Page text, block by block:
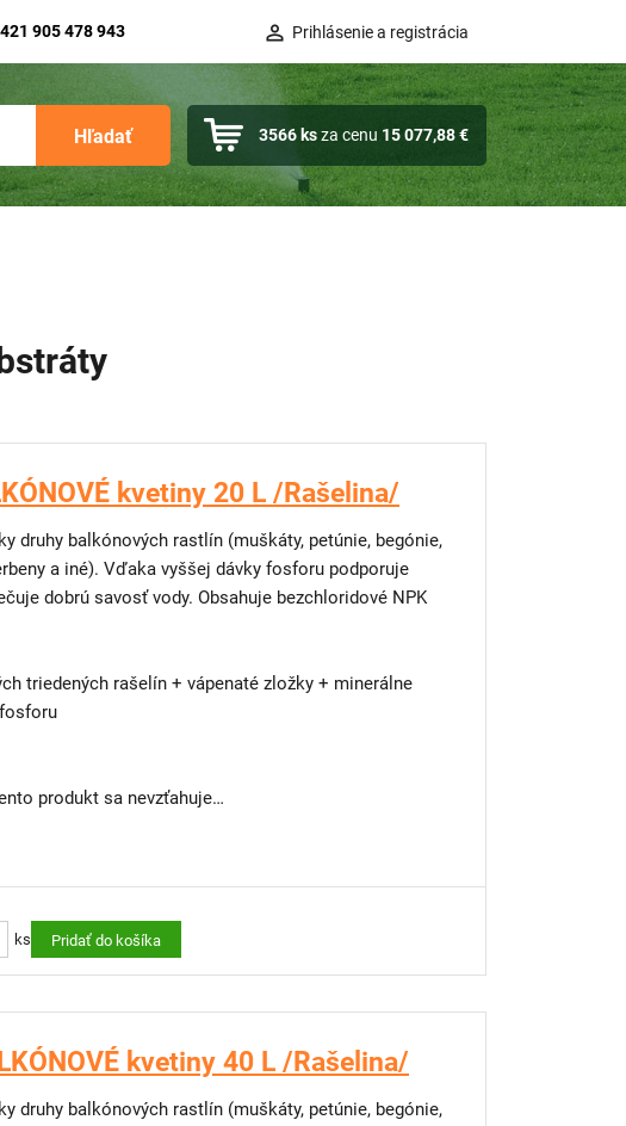
905 478 943 Prihlásenie a registrácia
Hľadať 3566ksza cenu 15 077,88 €
kvetiny 20 L /Rašelina/
druhy balkónových rastlín (muškáty, petúnie, begónie,
a iné). Vďaka vyššej dávky fosforu podporuje
dobrú savosť vody. Obsahuje bezchloridové NPK
triedených rašelín + vápenaté zložky + minerálne
produkt sa nevzťahuje
na výsadbu?
balkóny, terasy alebo malé dvory máme riešenie –
ktorým si vypestujete kvety, bylinky či jahody aj v
ks Pridať do košíka
kvetiny 40 L /Rašelina/
druhy balkónových rastlín (muškáty, petúnie, begónie,